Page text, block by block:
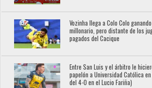
Vozinha llega a Colo Colo
millonario, pero distante de los
pagados del Cacique
Entre San Luis y el árbitro le
papelón a Universidad Católica
del 4-0 en el Lucio Fariña)